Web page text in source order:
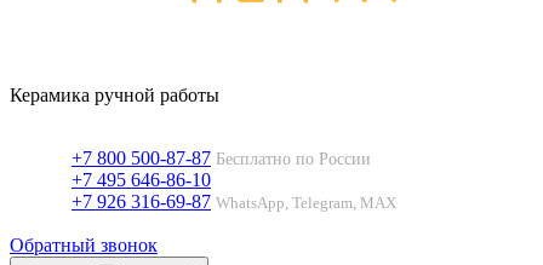
Керамика ручной работы
+7 800 500-87-87 Бесплатно по России
+7 495 646-86-10
+7 926 316-69-87 WhatsApp, Telegram, MAX
Обратный звонок